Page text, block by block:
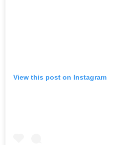
View this post on Instagram